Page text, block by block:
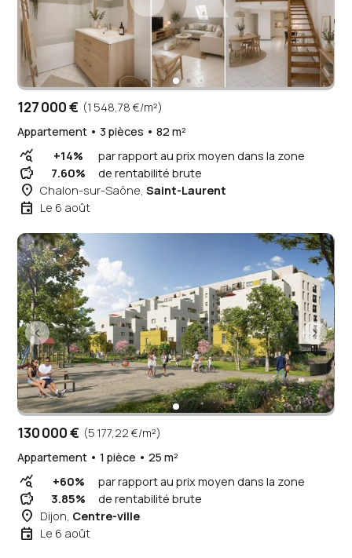
127 000 € (1 548,78 €/m²)
Appartement • 3 pièces • 82 m²
query_stats +14% par rapport au prix moyen dans la zone
savings 7.60% de rentabilité brute
place Chalon-sur-Saône,Saint-Laurent
event Le 6 août
130 000 € (5 177,22 €/m²)
Appartement • 1 pièce • 25 m²
query_stats +60% par rapport au prix moyen dans la zone
savings 3.85% de rentabilité brute
place Dijon, Centre-ville
event Le 6 août